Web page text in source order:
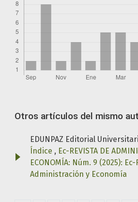
Otros artículos del mismo
EDUNPAZ Editorial
Índice , Ec-REVISTA DE
ECONOMÍA: Núm. 9 (2025):
Administración y Economía